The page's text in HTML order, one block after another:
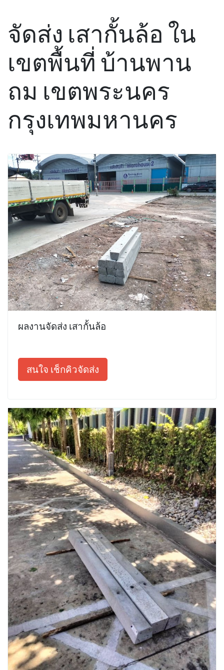
จัดส่ง เสากั้นล้อ ใน
เขตพื้นที่ บ้านพาน
ถม เขตพระนคร
กรุงเทพมหานคร
ผลงานจัดส่ง เสากั้นล้อ
สนใจ เช็กคิวจัดส่ง